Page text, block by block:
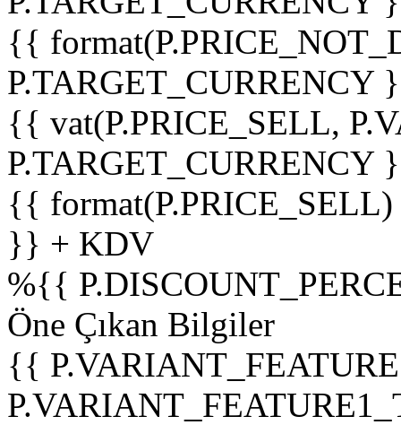
{{
P.TARGET_CURRENCY
{{ vat(P.PRICE_SELL,
P.TARGET_CURRENCY
{{
}} + KDV
%{{
Öne Çıkan Bilgiler
{{